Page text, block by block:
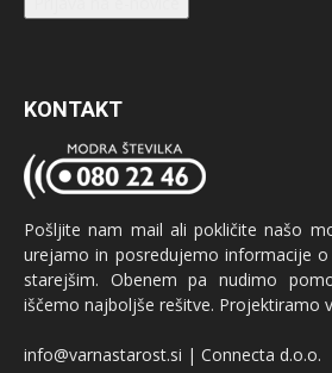
KONTAKT
Pošljite nam mail ali pokličite našo
urejamo in posredujemo informacije
starejšim. Obenem pa nudimo
iščemo najboljše rešitve. Projektiramo
info@varnastarost.si | Connecta d.o.o.